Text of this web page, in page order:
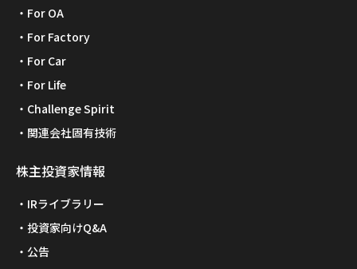
For OA
For Factory
For Car
For Life
Challenge Spirit
関連会社固有技術
株主投資家情報
IRライブラリー
投資家向けQ&A
公告